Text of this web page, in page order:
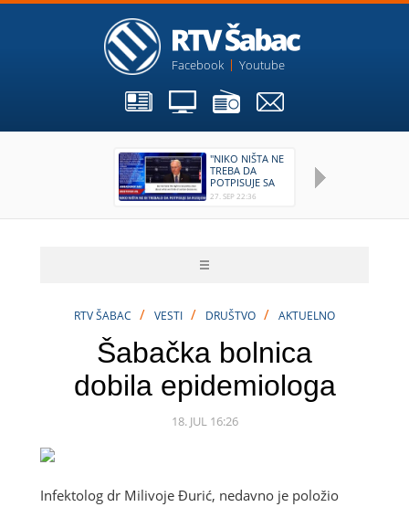
Facebook Youtube
"NIKO NIŠTA NE
TREBA DA
POTPISUJE SA
RUSIJOM"
27. SEP 22:36
RTV ŠABAC / VESTI / DRUŠTVO / AKTUELNO
Šabačka bolnica
dobila epidemiologa
18. JUL 16:26
Infektolog dr Milivoje Đurić, nedavno je položio